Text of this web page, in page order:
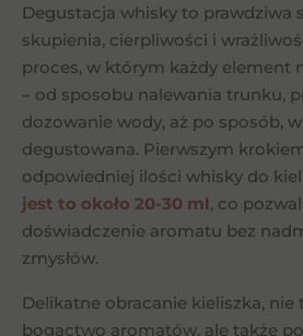
Degustacja whisky to prawdziwa
skupienia, cierpliwości i
proces, w którym każdy element
– od sposobu nalewania trunku,
dozowanie wody, aż po sposób,
degustowana. Pierwszym
odpowiedniej ilości whisky do
jest to około 20-30 ml, co
doświadczenie aromatu bez
zmysłów.
Delikatne obracanie kieliszka,
bogactwo aromatów, ale także